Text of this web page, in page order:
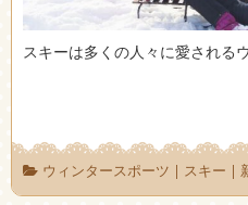
スキーは多くの人々に愛される
ウィンタースポーツ | スキー |